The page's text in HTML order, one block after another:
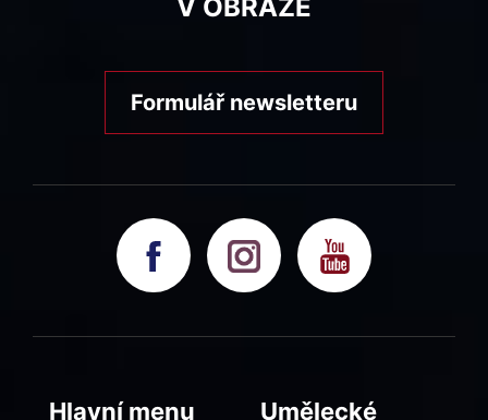
V OBRAZE
Formulář newsletteru
Hlavní menu
Umělecké